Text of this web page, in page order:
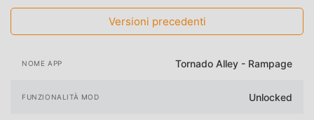
Versioni precedenti
NOME APP Tornado Alley - Rampage
FUNZIONALITÀ MOD Unlocked